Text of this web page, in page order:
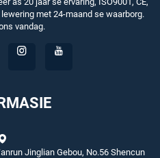
met 24-maand se waarborg.
vandag.
Jinglian Gebou, No.56 Shencun